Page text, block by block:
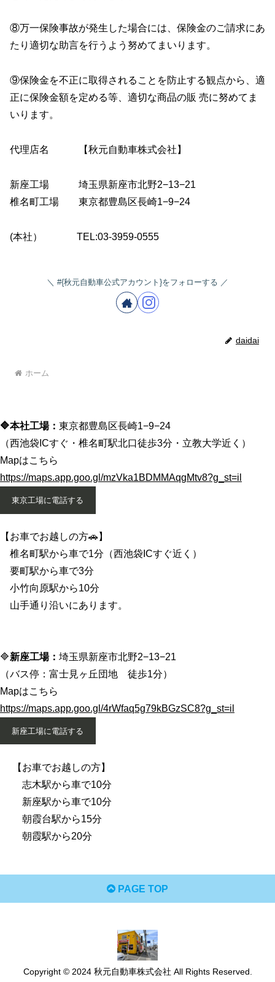
⑧万一保険事故が発生した場合には、保険金のご請求にあ
たり適切な助言を行うよう努めてまいります。
⑨保険金を不正に取得されることを防止する観点から、適
正に保険金額を定める等、適切な商品の販 売に努めてま
いります。
代理店名 【秋元自動車株式会社】
新座工場 埼玉県新座市北野2−13−21
椎名町工場 東京都豊島区長崎1−9−24
(本社） TEL:03-3959-0555
#{秋元自動車公式アカウント}をフォローする
daidai
ホーム
🔷本社工場： 東京都豊島区長崎1−9−24
（西池袋ICすぐ・椎名町駅北口徒歩3分・立教大学近く）
Mapはこちら
https://maps.app.goo.gl/mzVka1BDMMAqgMtv8?g_st=il
東京工場に電話する
【お車でお越しの方🚗】
椎名町駅から車で1分（西池袋ICすぐ近く）
要町駅から車で3分
小竹向原駅から10分
山手通り沿いにあります。
🔷新座工場： 埼玉県新座市北野2−13−21
（バス停：富士見ヶ丘団地 徒歩1分）
Mapはこちら
https://maps.app.goo.gl/4rWfaq5g79kBGzSC8?g_st=il
新座工場に電話する
【お車でお越しの方】
志木駅から車で10分
新座駅から車で10分
朝霞台駅から15分
朝霞駅から20分
PAGE TOP
Copyright © 2024 秋元自動車株式会社 All Rights Reserved.